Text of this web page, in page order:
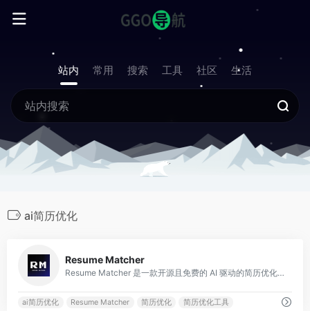
站内 常用 搜索 工具 社区 生活
ai简历优化
Resume Matcher
Resume Matcher 是一款开源且免费的 AI 驱动的简历优化工具，旨在帮助求职者根据职位描述定制和优化简历。
ai简历优化 Resume Matcher 简历优化 简历优化工具